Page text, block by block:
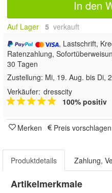
In den
Auf Lager 5 verkauft
, Lastschrift,
Ratenzahlung,
30 Tagen
Zustellung: Mi, 19. Aug. bis Di,
Verkäufer: dresscity
100% positiv
Merken Preis vorschlagen
Produktdetails Zahlung,
Artikelmerkmale